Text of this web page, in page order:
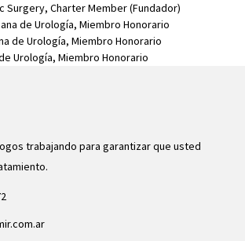
Surgery, Charter Member (Fundador)
de Urología, Miembro Honorario
de Urología, Miembro Honorario
Urología, Miembro Honorario
trabajando para garantizar que usted